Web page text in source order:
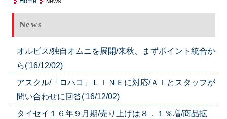
News
オルビス/独自オムニを展開/来秋、まずポイント統合か
ら('16/12/02)
アスクル/「ロハコ」ＬＩＮＥに対応/ＡＩとスタッフが
問い合わせに回答('16/12/02)
タイセイ１６年９月期/売り上げは８．１％増/商品拡